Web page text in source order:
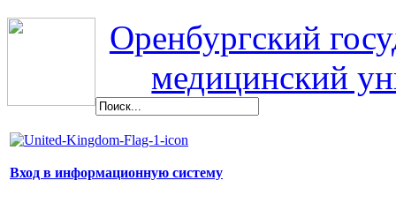
Оренбургский
медицинский
Вход в информационную систему